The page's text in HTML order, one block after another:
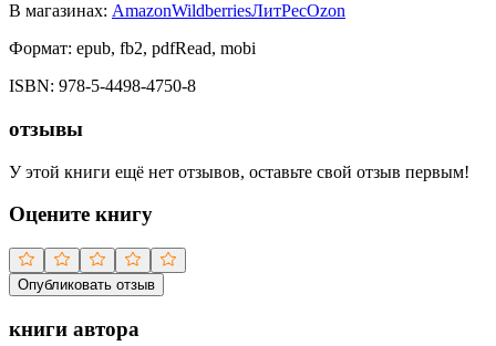
В магазинах: AmazonWildberriesЛитРесOzon
Формат: epub, fb2, pdfRead, mobi
ISBN: 978-5-4498-4750-8
отзывы
У этой книги ещё нет отзывов, оставьте свой отзыв первым!
Оцените книгу
Опубликовать отзыв
книги автора